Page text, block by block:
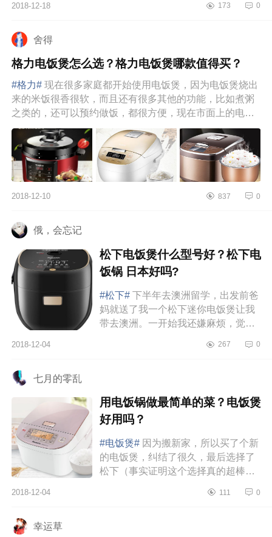
迷你，它的功能也很齐全哦，煮...
2018-12-18 173 0
舍得
格力电饭煲怎么选？格力电饭煲哪款值得买？
#格力# 现在很多家庭都开始使用电饭煲，因为电饭煲烧出
来的米饭很香很软，而且还有很多其他的功能，比如煮粥
之类的，还可以预约做饭，都很方便，现在市面上的电饭
煲品牌和款式都很...
2018-12-10 837 0
俄，会忘记
松下电饭煲什么型号好？松下电
饭锅 日本好吗?
#松下# 下半年去澳洲留学，出发前爸
妈就送了我一个松下迷你电饭煲让我
带去澳洲。一开始我还嫌麻烦，觉得
煲现在成为所有带来的行李之中...
2018-12-04 267 0
七月的零乱
用电饭锅做最简单的菜？电饭煲
好用吗？
#电饭煲# 因为搬新家，所以买了个新
的电饭煲，纠结了很久，最后选择了
松下（事实证明这个选择真的超棒
了买家秀和各种评价，说是煮饭特
2018-12-04 111 0
幸运草